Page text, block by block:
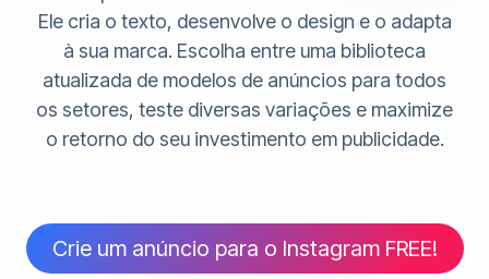
Ele cria o texto, desenvolve o design e o adapta
à sua marca. Escolha entre uma biblioteca
atualizada de modelos de anúncios para todos
os setores, teste diversas variações e maximize
o retorno do seu investimento em publicidade.
Crie um anúncio para o Instagram FREE!